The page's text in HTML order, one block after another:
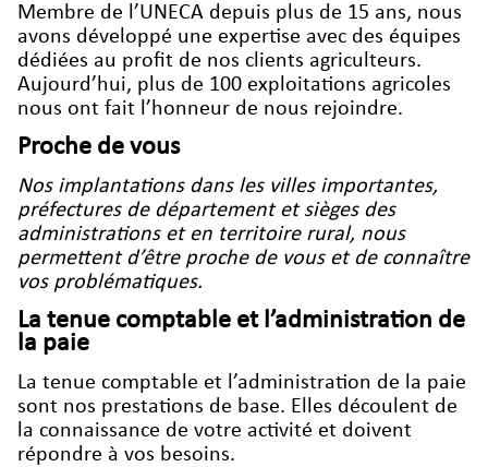
Membre de l’UNECA depuis plus de 15 ans, nous
avons développé une expertise avec des équipes
dédiées au profit de nos clients agriculteurs.
Aujourd’hui, plus de 100 exploitations agricoles
nous ont fait l’honneur de nous rejoindre.
Proche de vous
Nos implantations dans les villes importantes,
préfectures de département et sièges des
administrations et en territoire rural, nous
permettent d’être proche de vous et de connaître
vos problématiques.
La tenue comptable et l’administration de
la paie
La tenue comptable et l’administration de la paie
sont nos prestations de base. Elles découlent de
la connaissance de votre activité et doivent
répondre à vos besoins.